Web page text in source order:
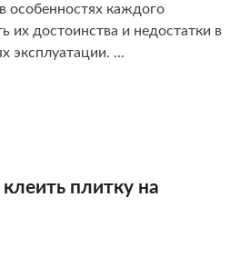
особенностях каждого
их достоинства и недостатки в
эксплуатации. ...
плитку на